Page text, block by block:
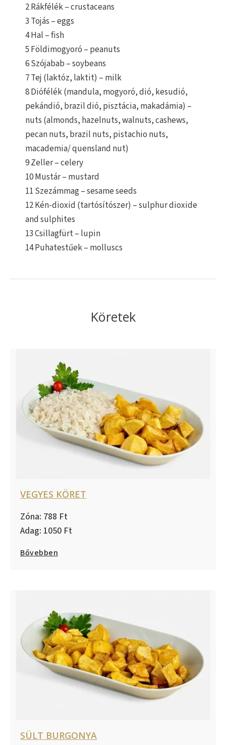
2 Rákfélék – crustaceans
3 Tojás – eggs
4 Hal – fish
5 Földimogyoró – peanuts
6 Szójabab – soybeans
7 Tej (laktóz, laktit) – milk
8 Diófélék (mandula, mogyoró, dió, kesudió,
pekándió, brazil dió, pisztácia, makadámia) –
nuts (almonds, hazelnuts, walnuts, cashews,
pecan nuts, brazil nuts, pistachio nuts,
macademia/ quensland nut)
9 Zeller – celery
10 Mustár – mustard
11 Szezámmag – sesame seeds
12 Kén-dioxid (tartósítószer) – sulphur dioxide
and sulphites
13 Csillagfürt – lupin
14 Puhatestűek – molluscs
Köretek
VEGYES KÖRET
788
1050
Bővebben
SÜLT BURGONYA